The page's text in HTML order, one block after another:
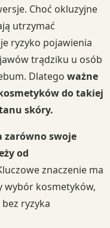
Choć okluzyjne
utrzymać
ryzyko pojawienia
trądziku u osób
Dlatego ważne
do takiej
skóry.
zarówno swoje
od
znaczenie ma
wybór kosmetyków,
ryzyka